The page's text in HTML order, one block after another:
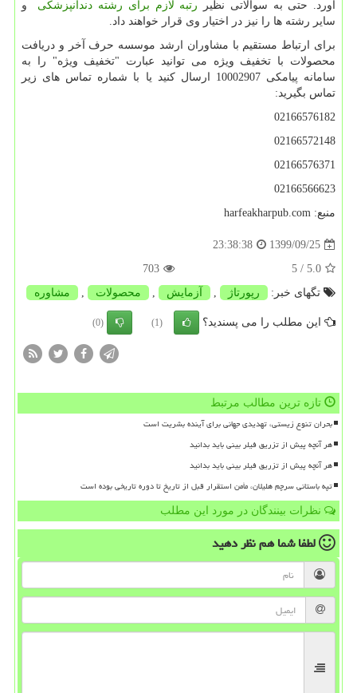
آورد. حتی به سوالاتی نظیر رتبه لازم برای رشته دندانپزشکی و
سایر رشته ها را نیز در اختیار وی قرار خواهند داد.
برای ارتباط مستقیم با مشاوران ارشد موسسه حرف آخر و دریافت
محصولات با تخفیف ویژه می توانید عبارت "تخفیف ویژه" را به
سامانه پیامکی 10002907 ارسال کنید یا با شماره تماس های زیر
تماس بگیرید:
02166576182
02166572148
02166576371
02166566623
منبع: harfeakharpub.com
1399/09/25
23:38:38
5.0
/ 5
703
تگهای خبر:
رپورتاژ , آزمایش , محصولات , مشاوره
این مطلب را می پسندید؟ (1)
(0)
تازه ترین مطالب مرتبط
بحران تنوع زیستی، تهدیدی جهانی برای آینده بشریت است
هر آنچه پیش از تزریق فیلر بینی باید بدانید
هر آنچه پیش از تزریق فیلر بینی باید بدانید
تپه باستانی سرچم هلیلان، مأمن استقرار قبل از تاریخ تا دوره تاریخی بوده است
نظرات بینندگان در مورد این مطلب
لطفا شما همنظر دهید